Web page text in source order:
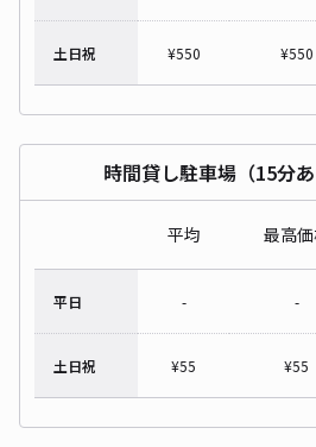
土日祝 ¥550 ¥550
時間貸し駐車場（15分あ
平均 最高
平日 - -
土日祝 ¥55 ¥55